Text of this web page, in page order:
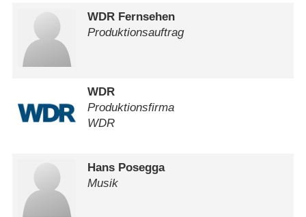
WDR Fernsehen
Produktionsauftrag
WDR
Produktionsfirma
WDR
Hans Posegga
Musik